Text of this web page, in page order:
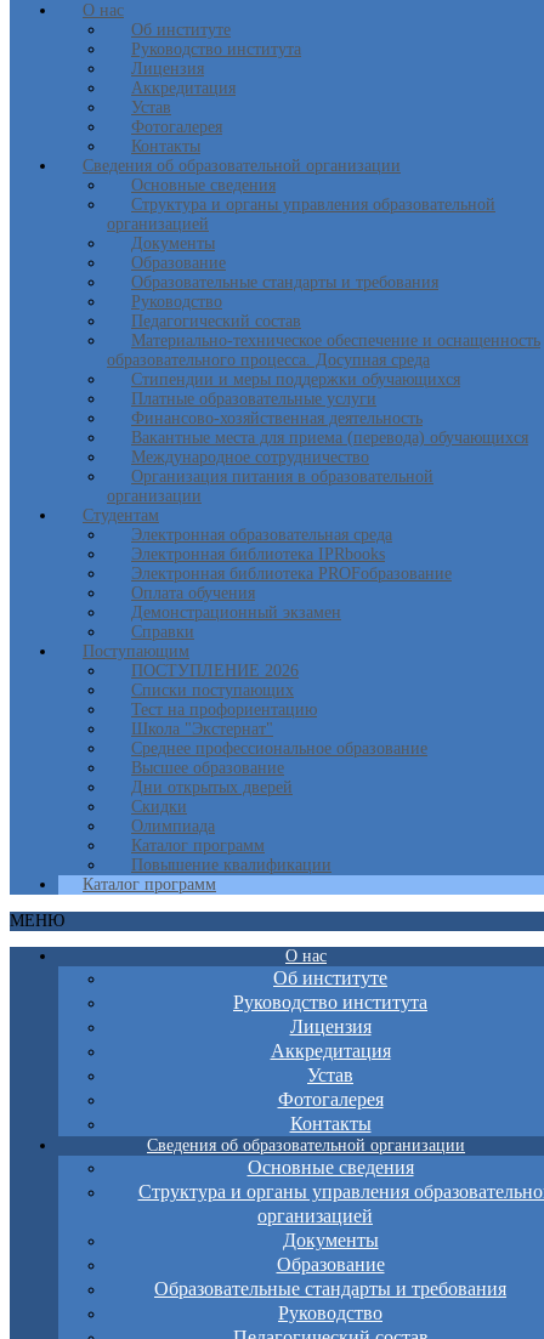
О нас
Об институте
Руководство института
Лицензия
Аккредитация
Устав
Фотогалерея
Контакты
Сведения об образовательной организации
Основные сведения
Структура и органы управления образовательной
организацией
Документы
Образование
Образовательные стандарты и требования
Руководство
Педагогический состав
Материально-техническое обеспечение и оснащенность
образовательного процесса. Досупная среда
Стипендии и меры поддержки обучающихся
Платные образовательные услуги
Финансово-хозяйственная деятельность
Вакантные места для приема (перевода) обучающихся
Международное сотрудничество
Организация питания в образовательной
организации
Студентам
Электронная образовательная среда
Электронная библиотека IPRbooks
Электронная библиотека PROFобразование
Оплата обучения
Демонстрационный экзамен
Справки
Поступающим
ПОСТУПЛЕНИЕ 2026
Списки поступающих
Тест на профориентацию
Школа "Экстернат"
Среднее профессиональное образование
Высшее образование
Дни открытых дверей
Скидки
Олимпиада
Каталог программ
Повышение квалификации
Каталог программ
МЕНЮ
О нас
Об институте
Руководство института
Лицензия
Аккредитация
Устав
Фотогалерея
Контакты
Сведения об образовательной организации
Основные сведения
Структура и органы управления
организацией
Документы
Образование
Образовательные стандарты и требования
Руководство